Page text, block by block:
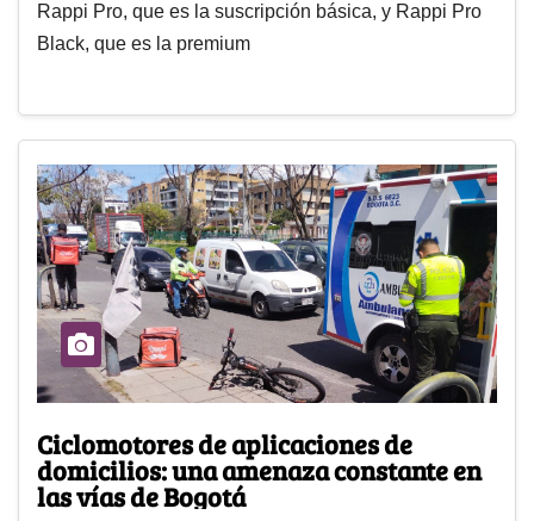
Rappi Pro, que es la suscripción básica, y Rappi Pro
Black, que es la premium
Ciclomotores de aplicaciones de
domicilios: una amenaza constante en
las vías de Bogotá